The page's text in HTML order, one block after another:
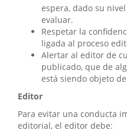
espera, dado su
evaluar.
Respetar la
ligada al proceso
Alertar al editor de
publicado, que de
está siendo objeto
Editor
Para evitar una conducta
editorial, el editor debe: